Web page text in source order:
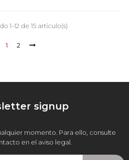
1-12 de 15 artículo(s)
1 2
signup
momento. Para ello, consulte
en el aviso legal.